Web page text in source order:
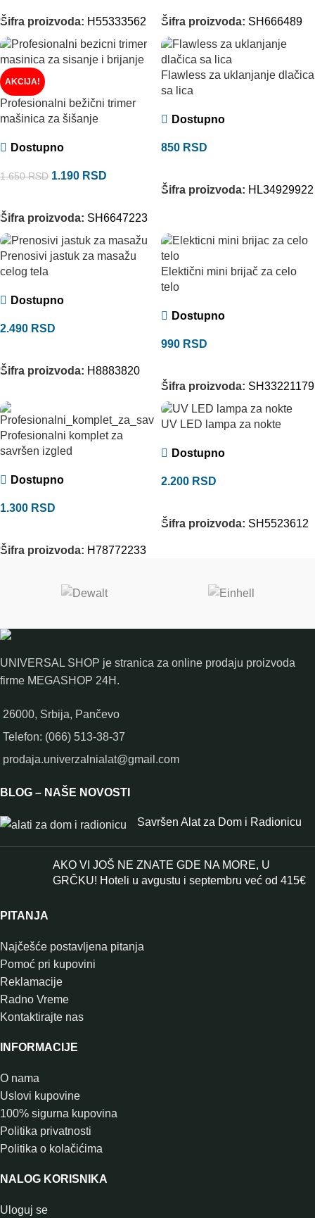
Šifra proizvoda: H55333562 Šifra proizvoda: SH666489
AKCIJA!
Profesionalni bežični trimer
mašinica za šišanje
Dostupno
1.650RSD 1.190 RSD
Šifra proizvoda: SH6647223
Flawless za uklanjanje dlačica
sa lica
Dostupno
850 RSD
Šifra proizvoda: HL34929922
Prenosivi jastuk za masažu
celog tela
Dostupno
2.490 RSD
Šifra proizvoda: H8883820
Elektični mini brijač za celo
telo
Dostupno
990 RSD
Šifra proizvoda: SH33221179
Profesionalni komplet za
savršen izgled
Dostupno
1.300 RSD
Šifra proizvoda: H78772233
UV LED lampa za nokte
Dostupno
2.200 RSD
Šifra proizvoda: SH5523612
UNIVERSAL SHOP je stranica za online prodaju proizvoda
firme MEGASHOP 24H.
26000, Srbija, Pančevo
Telefon: (066) 513-38-37
prodaja.univerzalnialat@gmail.com
BLOG – NAŠE NOVOSTI
Savršen Alat za Dom i Radionicu
AKO VI JOŠ NE ZNATE GDE NA MORE, U
GRČKU! Hoteli u avgustu i septembru već od 415€
PITANJA
Najčešće postavljena pitanja
Pomoć pri kupovini
Reklamacije
Radno Vreme
Kontaktirajte nas
INFORMACIJE
O nama
Uslovi kupovine
100% sigurna kupovina
Politika privatnosti
Politika o kolačićima
NALOG KORISNIKA
Uloguj se